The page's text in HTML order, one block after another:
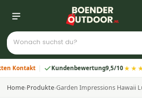
Kundenbewertung9,5/10★★★★★
Home›Produkte›Garden Impressions Hawaii